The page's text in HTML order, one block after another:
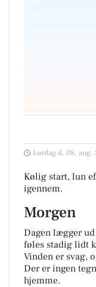
Lørdag d. 08.
Kølig start, lun
igennem.
Morgen
Dagen lægger
føles stadig lidt
Vinden er svag,
Der er ingen
hjemme.